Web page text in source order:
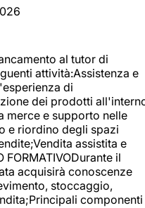
al tutor di
attività:Assistenza e
di
dei prodotti
merce e supporto nelle
e riordino degli spazi
assistita e
FORMATIVODurante il
acquisirà conoscenze
stoccaggio,
componenti